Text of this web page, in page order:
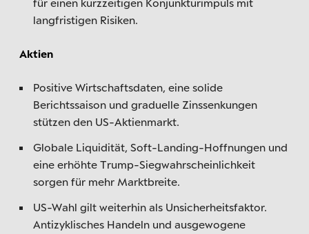
langfristigen Risiken.
Aktien
Positive Wirtschaftsdaten, eine solide
Berichtssaison und graduelle Zinssenkungen
stützen den US-Aktienmarkt.
Globale Liquidität, Soft-Landing-Hoffnungen und
eine erhöhte Trump-Siegwahrscheinlichkeit
sorgen für mehr Marktbreite.
US-Wahl gilt weiterhin als Unsicherheitsfaktor.
Antizyklisches Handeln und ausgewogene